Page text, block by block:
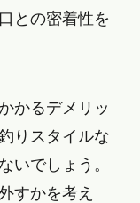
との密着性を
かるデメリッ
りスタイルな
いでしょう。
すかを考え